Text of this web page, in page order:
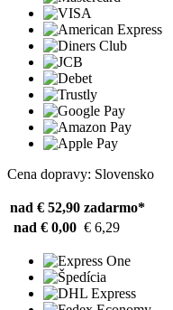
Cena dopravy: Slovensko
nad € 52,90 zadarmo*
nad € 0,00 € 6,29